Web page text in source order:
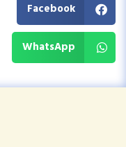
Facebook
WhatsApp